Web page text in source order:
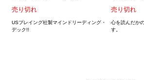
売り切れ
USプレイング社製マインドリーディング・
デック!!
売り切れ
心を読んだか
す。